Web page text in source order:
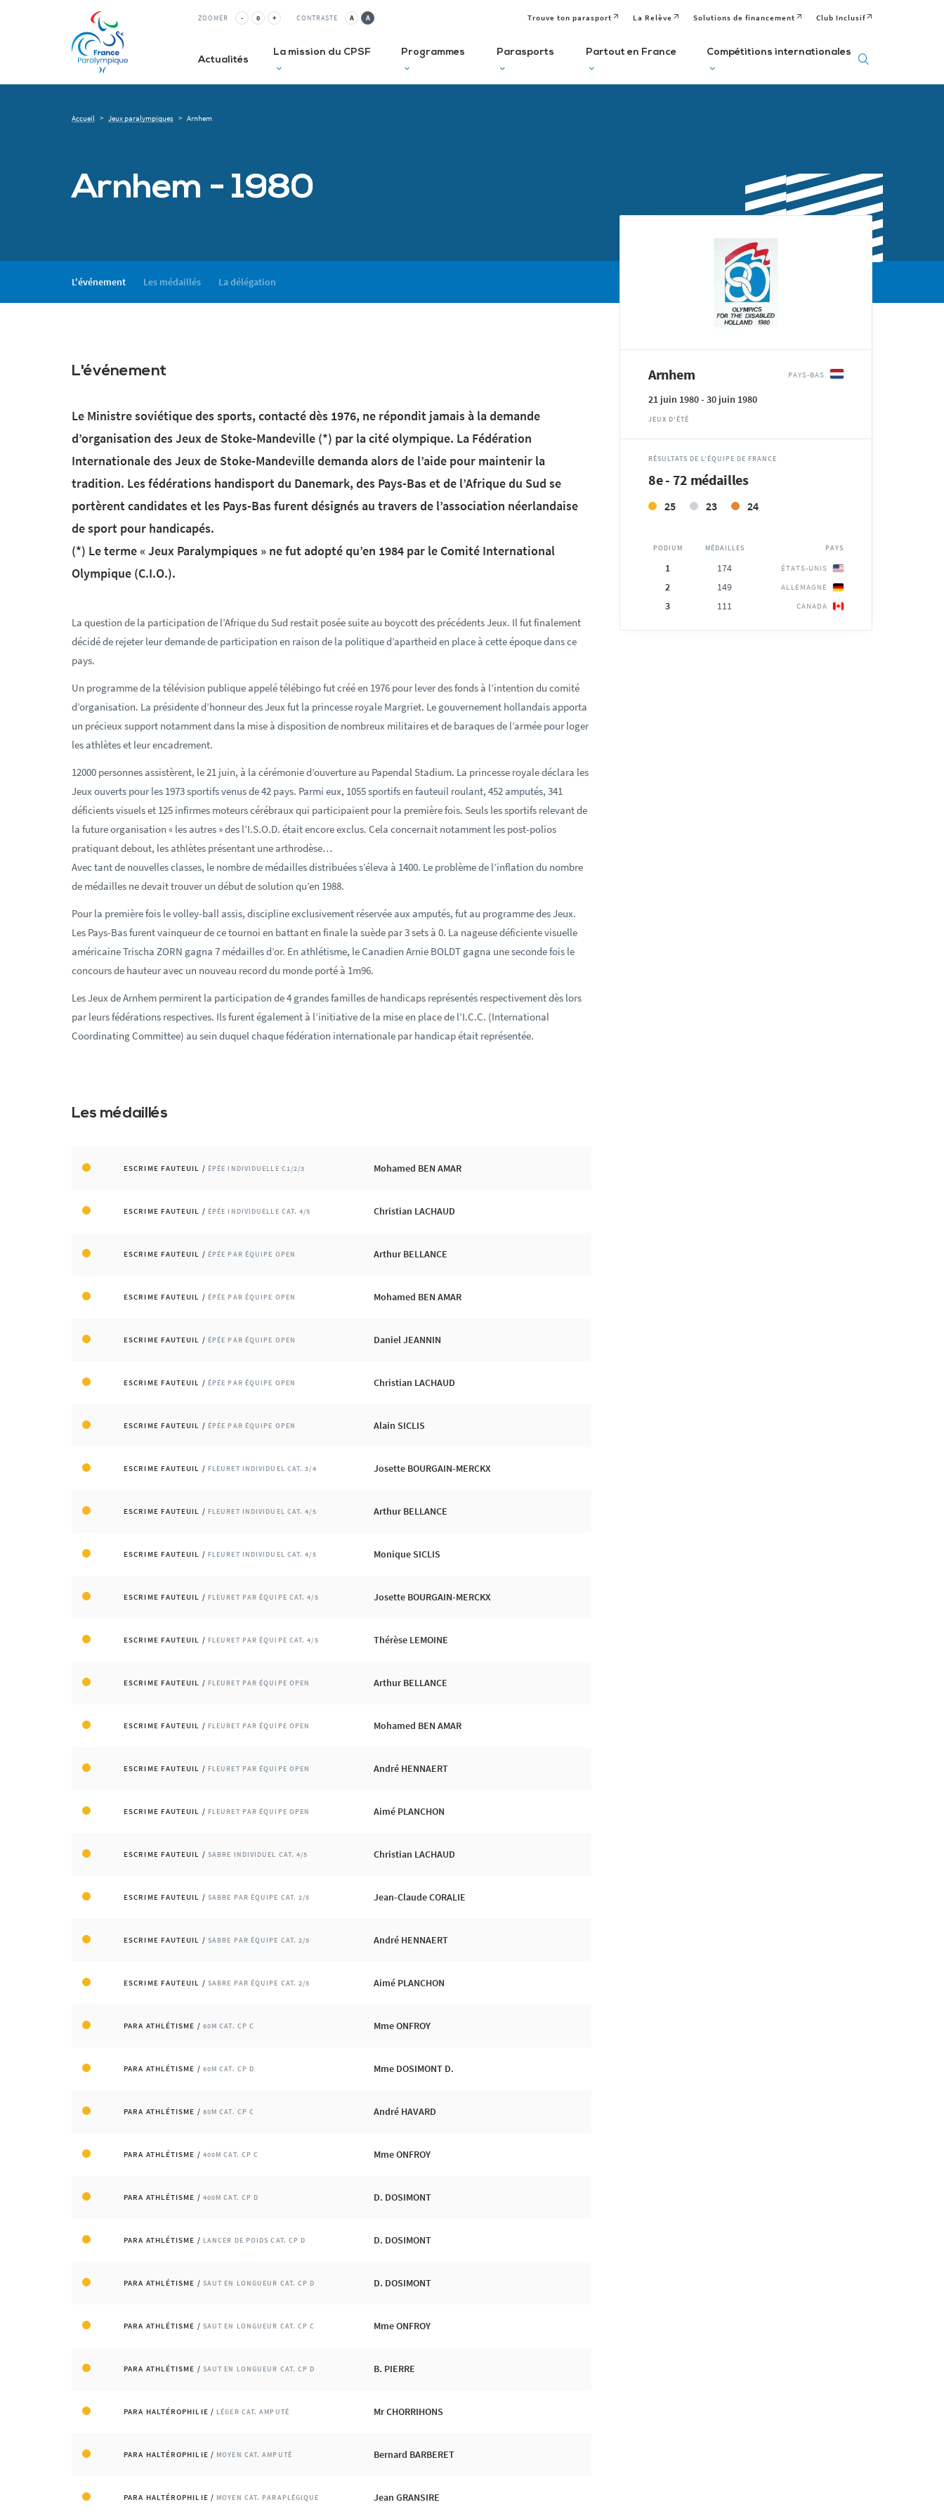
ZOOMER - 0 + CONTRASTE A A Trouve ton parasport La Relève Solutions de financement Club Inclusif
Actualités
La mission du CPSF Programmes
ESMS&CLUBS
Parasports Partout en France Compétitions internationales
Paralympiens
Paralympiques de
la Jeunesse (EPYG)
Comité
Européen
à venir
Deaflympiens
Comité
International
Sports Sourds
Accueil > Jeux paralympiques > Arnhem
Arnhem - 1980
L'événement Les médaillés La délégation
Arnhem PAYS-BAS
21 juin 1980 - 30 juin 1980
JEUX D'ÉTÉ
RÉSULTATS DE L’ÉQUIPE DE FRANCE
8e - 72 médailles
25 23 24
PODIUM MÉDAILLES PAYS
1 174 ÉTATS-UNIS
2 149 ALLEMAGNE
3 111 CANADA
L'événement
Le Ministre soviétique des sports, contacté dès 1976, ne répondit jamais à la demande
d’organisation des Jeux de Stoke-Mandeville (*) par la cité olympique. La Fédération
Internationale des Jeux de Stoke-Mandeville demanda alors de l’aide pour maintenir la
tradition. Les fédérations handisport du Danemark, des Pays-Bas et de l’Afrique du Sud se
portèrent candidates et les Pays-Bas furent désignés au travers de l’association néerlandaise
de sport pour handicapés.
(*) Le terme « Jeux Paralympiques » ne fut adopté qu’en 1984 par le Comité International
Olympique (C.I.O.).
La question de la participation de l’Afrique du Sud restait posée suite au boycott des précédents Jeux. Il fut finalement
décidé de rejeter leur demande de participation en raison de la politique d’apartheid en place à cette époque dans ce
pays.
Un programme de la télévision publique appelé télébingo fut créé en 1976 pour lever des fonds à l’intention du comité
d’organisation. La présidente d’honneur des Jeux fut la princesse royale Margriet. Le gouvernement hollandais apporta
un précieux support notamment dans la mise à disposition de nombreux militaires et de baraques de l’armée pour loger
les athlètes et leur encadrement.
12000 personnes assistèrent, le 21 juin, à la cérémonie d’ouverture au Papendal Stadium. La princesse royale déclara les
Jeux ouverts pour les 1973 sportifs venus de 42 pays. Parmi eux, 1055 sportifs en fauteuil roulant, 452 amputés, 341
déficients visuels et 125 infirmes moteurs cérébraux qui participaient pour la première fois. Seuls les sportifs relevant de
la future organisation « les autres » des l’I.S.O.D. était encore exclus. Cela concernait notamment les post-polios
pratiquant debout, les athlètes présentant une arthrodèse…
Avec tant de nouvelles classes, le nombre de médailles distribuées s’éleva à 1400. Le problème de l’inflation du nombre
de médailles ne devait trouver un début de solution qu’en 1988.
Pour la première fois le volley-ball assis, discipline exclusivement réservée aux amputés, fut au programme des Jeux.
Les Pays-Bas furent vainqueur de ce tournoi en battant en finale la suède par 3 sets à 0. La nageuse déficiente visuelle
américaine Trischa ZORN gagna 7 médailles d’or. En athlétisme, le Canadien Arnie BOLDT gagna une seconde fois le
concours de hauteur avec un nouveau record du monde porté à 1m96.
Les Jeux de Arnhem permirent la participation de 4 grandes familles de handicaps représentés respectivement dès lors
par leurs fédérations respectives. Ils furent également à l’initiative de la mise en place de l’I.C.C. (International
Coordinating Committee) au sein duquel chaque fédération internationale par handicap était représentée.
Les médaillés
ESCRIME FAUTEUIL / ÉPÉE INDIVIDUELLE C1/2/3 Mohamed BEN AMAR
ESCRIME FAUTEUIL / ÉPÉE INDIVIDUELLE CAT. 4/5 Christian LACHAUD
ESCRIME FAUTEUIL / ÉPÉE PAR ÉQUIPE OPEN Arthur BELLANCE
ESCRIME FAUTEUIL / ÉPÉE PAR ÉQUIPE OPEN Mohamed BEN AMAR
ESCRIME FAUTEUIL / ÉPÉE PAR ÉQUIPE OPEN Daniel JEANNIN
ESCRIME FAUTEUIL / ÉPÉE PAR ÉQUIPE OPEN Christian LACHAUD
ESCRIME FAUTEUIL / ÉPÉE PAR ÉQUIPE OPEN Alain SICLIS
ESCRIME FAUTEUIL / FLEURET INDIVIDUEL CAT. 3/4 Josette BOURGAIN-MERCKX
ESCRIME FAUTEUIL / FLEURET INDIVIDUEL CAT. 4/5 Arthur BELLANCE
ESCRIME FAUTEUIL / FLEURET INDIVIDUEL CAT. 4/5 Monique SICLIS
ESCRIME FAUTEUIL / FLEURET PAR ÉQUIPE CAT. 4/5 Josette BOURGAIN-MERCKX
ESCRIME FAUTEUIL / FLEURET PAR ÉQUIPE CAT. 4/5 Thérèse LEMOINE
ESCRIME FAUTEUIL / FLEURET PAR ÉQUIPE OPEN Arthur BELLANCE
ESCRIME FAUTEUIL / FLEURET PAR ÉQUIPE OPEN Mohamed BEN AMAR
ESCRIME FAUTEUIL / FLEURET PAR ÉQUIPE OPEN André HENNAERT
ESCRIME FAUTEUIL / FLEURET PAR ÉQUIPE OPEN Aimé PLANCHON
ESCRIME FAUTEUIL / SABRE INDIVIDUEL CAT. 4/5 Christian LACHAUD
ESCRIME FAUTEUIL / SABRE PAR ÉQUIPE CAT. 2/5 Jean-Claude CORALIE
ESCRIME FAUTEUIL / SABRE PAR ÉQUIPE CAT. 2/5 André HENNAERT
ESCRIME FAUTEUIL / SABRE PAR ÉQUIPE CAT. 2/5 Aimé PLANCHON
PARA ATHLÉTISME / 60M CAT. CP C Mme ONFROY
PARA ATHLÉTISME / 60M CAT. CP D Mme DOSIMONT D.
PARA ATHLÉTISME / 80M CAT. CP C André HAVARD
PARA ATHLÉTISME / 400M CAT. CP C Mme ONFROY
PARA ATHLÉTISME / 400M CAT. CP D D. DOSIMONT
PARA ATHLÉTISME / LANCER DE POIDS CAT. CP D D. DOSIMONT
PARA ATHLÉTISME / SAUT EN LONGUEUR CAT. CP D D. DOSIMONT
PARA ATHLÉTISME / SAUT EN LONGUEUR CAT. CP C Mme ONFROY
PARA ATHLÉTISME / SAUT EN LONGUEUR CAT. CP D B. PIERRE
PARA HALTÉROPHILIE / LÉGER CAT. AMPUTÉ Mr CHORRIHONS
PARA HALTÉROPHILIE / MOYEN CAT. AMPUTÉ Bernard BARBERET
PARA HALTÉROPHILIE / MOYEN CAT. PARAPLÉGIQUE Jean GRANSIRE